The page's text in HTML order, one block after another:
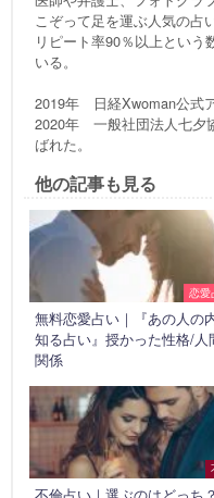
こぞって足を運ぶ人気の占
リピート率90％以上とい
いる。
2019年 日経Xwoman公式
2020年 一般社団法人七夕
ばれた。
他の記事も見る
恋愛
無料恋愛占い｜『あの人の
知る占い』授かった性格/人
関係